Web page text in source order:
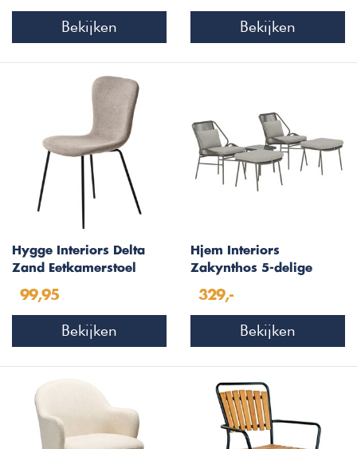
Bekijken Bekijken
Hygge Interiors Delta
Zand Eetkamerstoel
99,95
Bekijken
Hjem Interiors
Zakynthos 5-delige
329,-
Bekijken